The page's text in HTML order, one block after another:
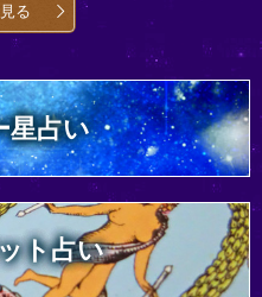
る
星占い
ト占い